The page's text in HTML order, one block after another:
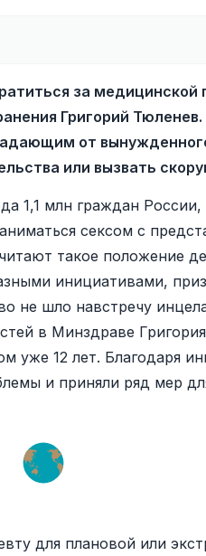
за
Григорий Тюленев.
от
или вызвать
1,1 млн граждан
сексом с
такое положение
инициативами,
не шло навстречу
в Минздраве
уже 12 лет. Благодаря
и приняли ряд мер
для плановой или